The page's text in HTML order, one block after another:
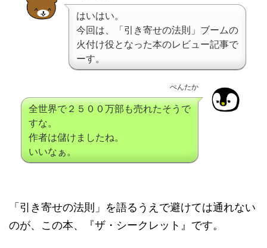
はいはい。
今回は、「引き寄せの法則」ブームの
火付け役となった本のレビュー記事で
ーす。
ぺんたか
全世界で２５００万部も売れたそうで
すな。
作者は儲けましたね。
いいなぁ。
「引き寄せの法則」を語るうえで避けては通れない
のが、この本、『ザ・シークレット』です。